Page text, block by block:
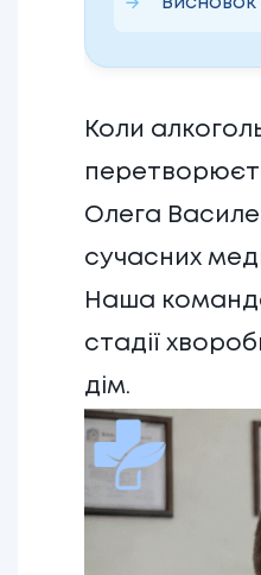
Коли
Олега
сучасних
Наша
стадії
дім.